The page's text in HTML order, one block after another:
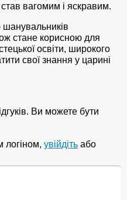
став вагомим і яскравим.
шанувальників
стане корисною для
освіти, широкого
свої знання у царині
Ви можете бути
логіном, увійдіть або